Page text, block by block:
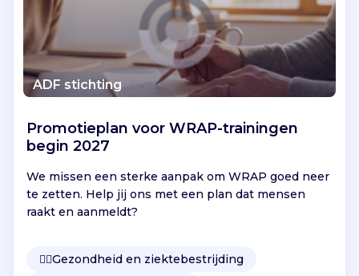
ADF stichting
Promotieplan voor WRAP-trainingen
begin 2027
We missen een sterke aanpak om WRAP goed neer
te zetten. Help jij ons met een plan dat mensen
raakt en aanmeldt?
👩‍⚕️Gezondheid en ziektebestrijding